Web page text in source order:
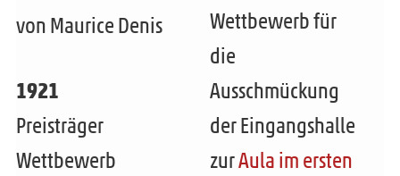
von Maurice Denis
1921
Preisträger
Wettbewerb
Wettbewerb für
die
Ausschmückung
der Eingangshalle
zurAula im ersten